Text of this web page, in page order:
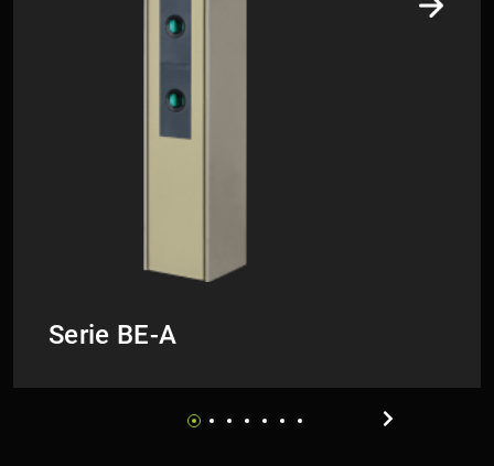
Serie BE-A
Example Link​​​​​​​